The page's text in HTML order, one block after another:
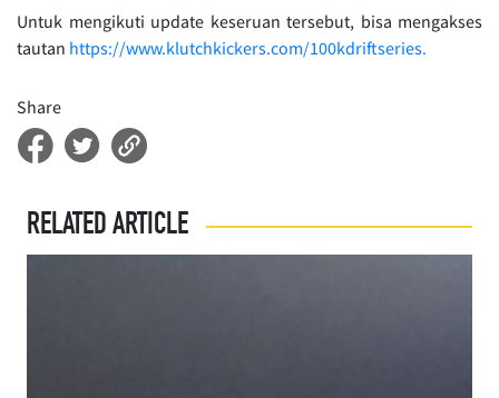
Untuk mengikuti update keseruan tersebut, bisa mengakses
tautan https://www.klutchkickers.com/100kdriftseries.
Share
RELATED ARTICLE